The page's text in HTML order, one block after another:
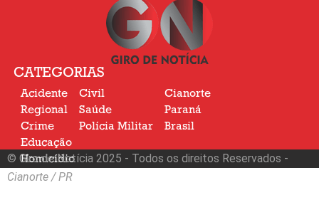
CATEGORIAS
Acidente
Regional
Crime
Civil
Saúde
Polícia Militar
Cianorte
Paraná
Brasil
Educação
Homicídio
Nacional
© Giro de Notícia 2025 - Todos os direitos Reservados -
Cianorte / PR